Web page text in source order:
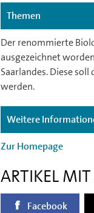
Themen
Der renommierte
ausgezeichnet
Saarlandes. Diese
werden.
Weitere
Zur Homepage
ARTIKEL
Facebook